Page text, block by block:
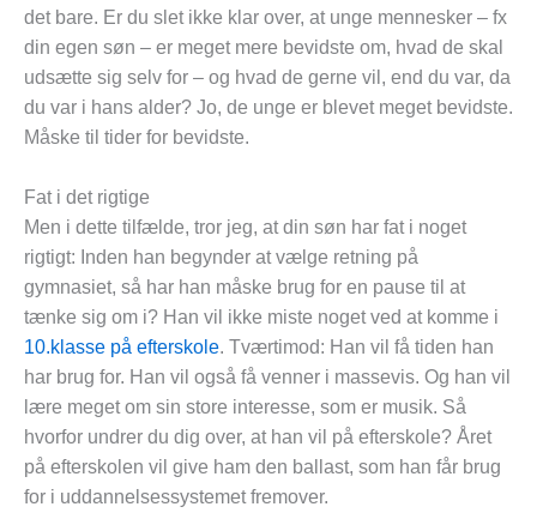
det bare. Er du slet ikke klar over, at unge mennesker – fx
din egen søn – er meget mere bevidste om, hvad de skal
udsætte sig selv for – og hvad de gerne vil, end du var, da
du var i hans alder? Jo, de unge er blevet meget bevidste.
Måske til tider for bevidste.
Fat i det rigtige
Men i dette tilfælde, tror jeg, at din søn har fat i noget
rigtigt: Inden han begynder at vælge retning på
gymnasiet, så har han måske brug for en pause til at
tænke sig om i? Han vil ikke miste noget ved at komme i
10.klasse på efterskole. Tværtimod: Han vil få tiden han
har brug for. Han vil også få venner i massevis. Og han vil
lære meget om sin store interesse, som er musik. Så
hvorfor undrer du dig over, at han vil på efterskole? Året
på efterskolen vil give ham den ballast, som han får brug
for i uddannelsessystemet fremover.